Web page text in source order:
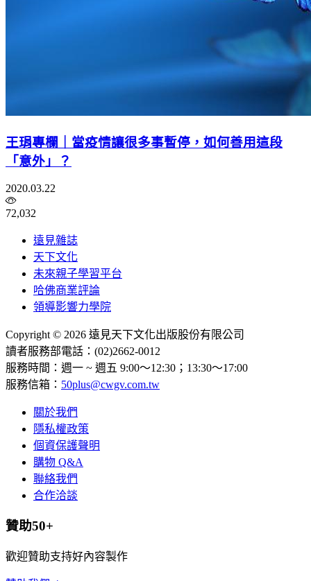
王琄專欄｜當疫情讓很多事暫停，如何善用這段
「意外」？
2020.03.22
72,032
遠見雜誌
天下文化
未來親子學習平台
哈佛商業評論
領導影響力學院
Copyright © 2026 遠見天下文化出版股份有限公司
讀者服務部電話：(02)2662-0012
服務時間：週一 ~ 週五 9:00～12:30；13:30～17:00
服務信箱： 50plus@cwgv.com.tw
關於我們
隱私權政策
個資保護聲明
購物 Q&A
聯絡我們
合作洽談
贊助50+
歡迎贊助支持好內容製作